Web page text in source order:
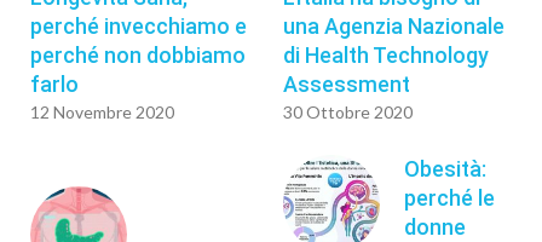
perché invecchiamo e
perché non dobbiamo
farlo
12 Novembre 2020
una Agenzia Nazionale
di Health Technology
Assessment
30 Ottobre 2020
Obesità:
perché le
donne